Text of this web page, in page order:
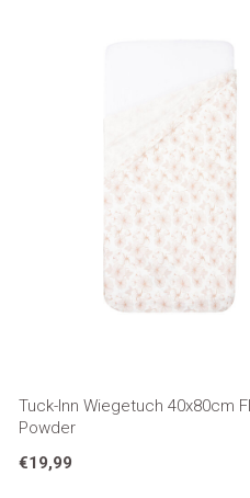
Tuck-Inn Wiegetuch 40x80cm
Powder
€19,99